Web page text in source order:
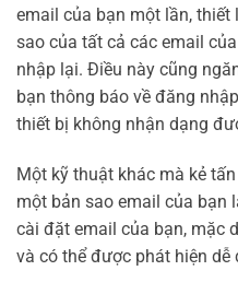
email của bạn một lần,
sao của tất cả các email
nhập lại. Điều này cũng
bạn thông báo về đăng
thiết bị không nhận dạng
Một kỹ thuật khác mà kẻ
một bản sao email của bạn
cài đặt email của bạn, mặc
và có thể được phát hiện dễ